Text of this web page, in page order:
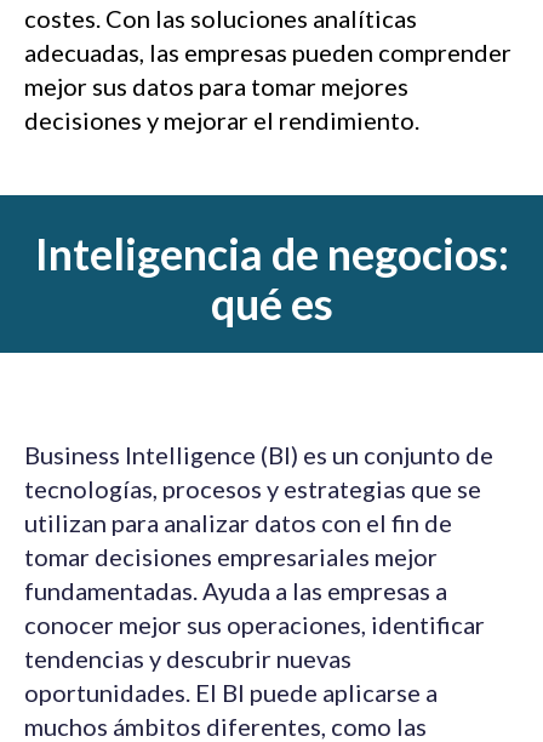
costes. Con las soluciones analíticas
adecuadas, las empresas pueden comprender
mejor sus datos para tomar mejores
decisiones y mejorar el rendimiento.
Inteligencia de negocios:
qué es
Business Intelligence (BI) es un conjunto de
tecnologías, procesos y estrategias que se
utilizan para analizar datos con el fin de
tomar decisiones empresariales mejor
fundamentadas. Ayuda a las empresas a
conocer mejor sus operaciones, identificar
tendencias y descubrir nuevas
oportunidades. El BI puede aplicarse a
muchos ámbitos diferentes, como las